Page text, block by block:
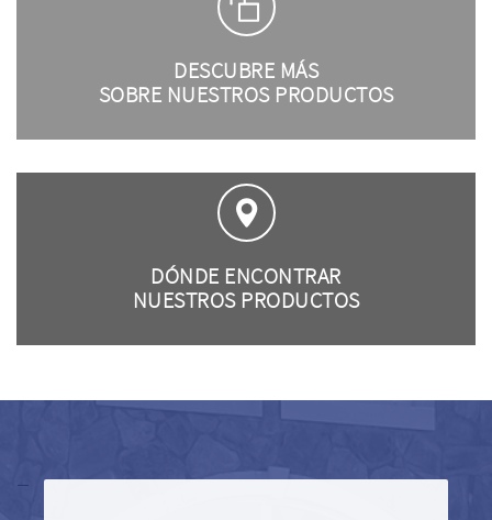
DESCUBRE MÁS
SOBRE NUESTROS PRODUCTOS
DÓNDE ENCONTRAR
NUESTROS PRODUCTOS
–